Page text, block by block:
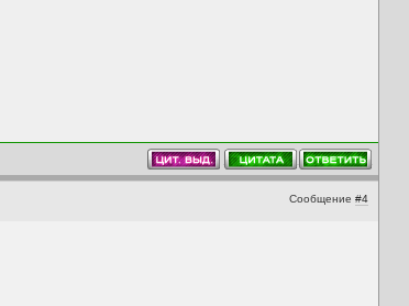
Сообщение #4